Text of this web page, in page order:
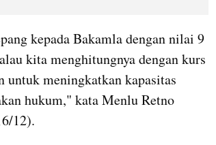
kepada Bakamla dengan nilai 9
kita menghitungnya dengan kurs
meningkatkan kapasitas
hukum," kata Menlu Retno
12).